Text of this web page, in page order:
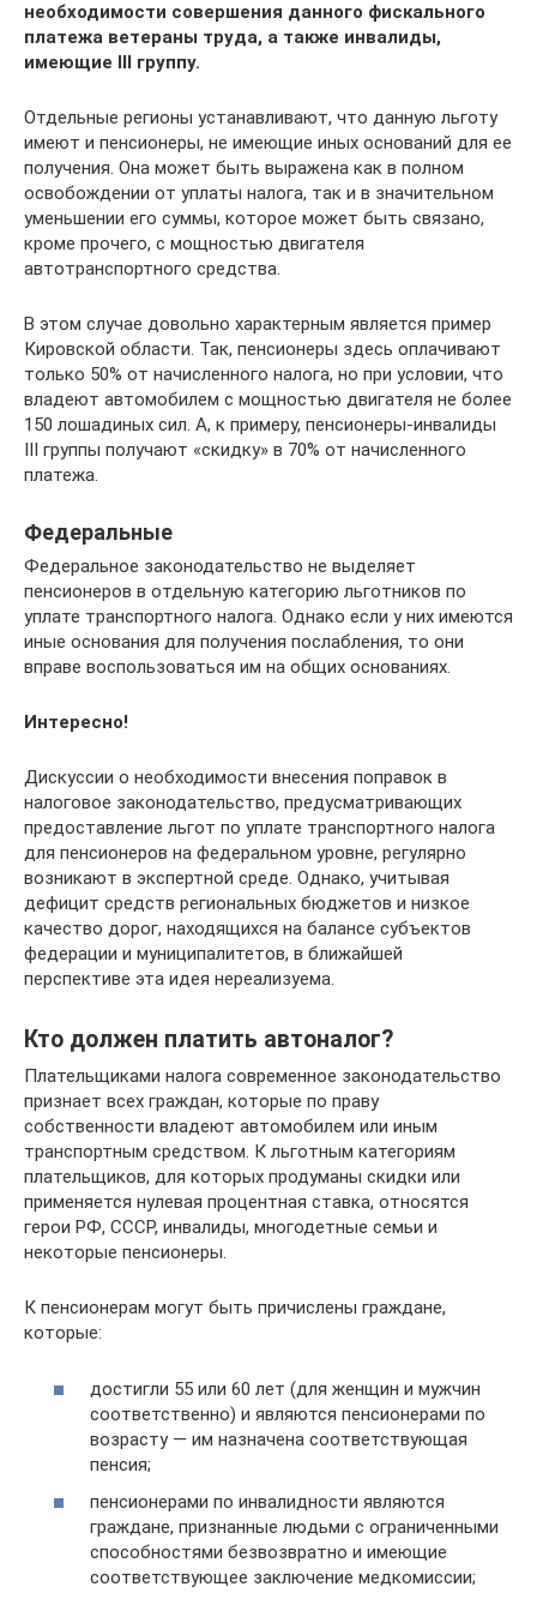
необходимости совершения данного фискального
платежа ветераны труда, а также инвалиды,
имеющие III группу.
Отдельные регионы устанавливают, что данную льготу
имеют и пенсионеры, не имеющие иных оснований для ее
получения. Она может быть выражена как в полном
освобождении от уплаты налога, так и в значительном
уменьшении его суммы, которое может быть связано,
кроме прочего, с мощностью двигателя
автотранспортного средства.
В этом случае довольно характерным является пример
Кировской области. Так, пенсионеры здесь оплачивают
только 50% от начисленного налога, но при условии, что
владеют автомобилем с мощностью двигателя не более
150 лошадиных сил. А, к примеру, пенсионеры-инвалиды
III группы получают «скидку» в 70% от начисленного
платежа.
Федеральные
Федеральное законодательство не выделяет
пенсионеров в отдельную категорию льготников по
уплате транспортного налога. Однако если у них имеются
иные основания для получения послабления, то они
вправе воспользоваться им на общих основаниях.
Интересно!
Дискуссии о необходимости внесения поправок в
налоговое законодательство, предусматривающих
предоставление льгот по уплате транспортного налога
для пенсионеров на федеральном уровне, регулярно
возникают в экспертной среде. Однако, учитывая
дефицит средств региональных бюджетов и низкое
качество дорог, находящихся на балансе субъектов
федерации и муниципалитетов, в ближайшей
перспективе эта идея нереализуема.
Кто должен платить автоналог?
Плательщиками налога современное законодательство
признает всех граждан, которые по праву
собственности владеют автомобилем или иным
транспортным средством. К льготным категориям
плательщиков, для которых продуманы скидки или
применяется нулевая процентная ставка, относятся
герои РФ, СССР, инвалиды, многодетные семьи и
некоторые пенсионеры.
К пенсионерам могут быть причислены граждане,
которые:
достигли 55 или 60 лет (для женщин и мужчин
соответственно) и являются пенсионерами по
возрасту — им назначена соответствующая
пенсия;
пенсионерами по инвалидности являются
граждане, признанные людьми с ограниченными
способностями безвозвратно и имеющие
соответствующее заключение медкомиссии;